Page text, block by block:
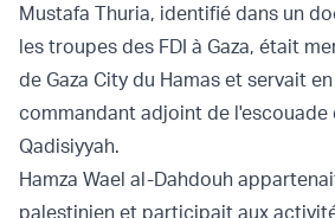
Mustafa Thuria, identifié dans un
les troupes des FDI à Gaza, était
de Gaza City du Hamas et servait
commandant adjoint de
Qadisiyyah.
Hamza Wael al-Dahdouh
palestinien et participait aux